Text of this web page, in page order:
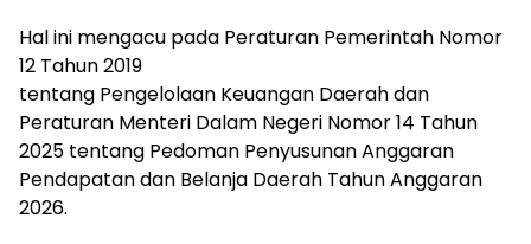
Hal ini mengacu pada Peraturan Pemerintah Nomor
12 Tahun 2019
tentang Pengelolaan Keuangan Daerah dan
Peraturan Menteri Dalam Negeri Nomor 14 Tahun
2025 tentang Pedoman Penyusunan Anggaran
Pendapatan dan Belanja Daerah Tahun Anggaran
2026.